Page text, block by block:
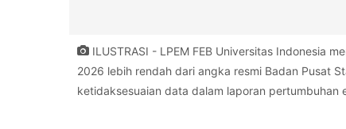
ILUSTRASI - LPEM FEB Universitas Indonesia
2026 lebih rendah dari angka resmi Badan Pusat
ketidaksesuaian data dalam laporan pertumbuhan